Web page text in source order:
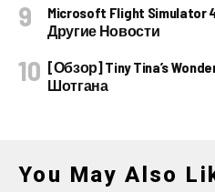
Microsoft Flight Simulator
Другие Новости
[Обзор] Tiny Tina’s
Шотгана
You May Also